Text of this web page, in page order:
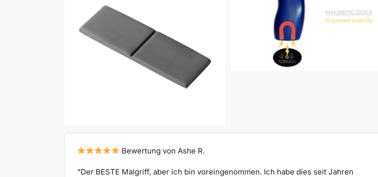
Bewertung von Ashe R.
“Der BESTE Malgriff, aber ich bin voreingenommen. Ich habe dies seit Jahren